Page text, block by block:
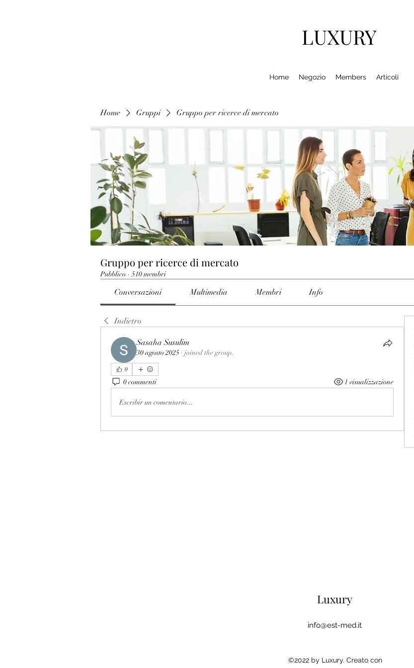
LUXURY
Home Negozio Members Articoli
Home Gruppi Gruppo per ricerce di mercato
Gruppo per ricerce di mercato
Pubblico · 510 membri
Conversazioni Multimedia Membri Info
Indietro
Sasaha Susulim
30 agosto 2025 · joined the group.
0
0 commenti 1 visualizzazione
Escribir un comentario...
Luxury
info@est-med.it
©2022 by Luxury. Creato con